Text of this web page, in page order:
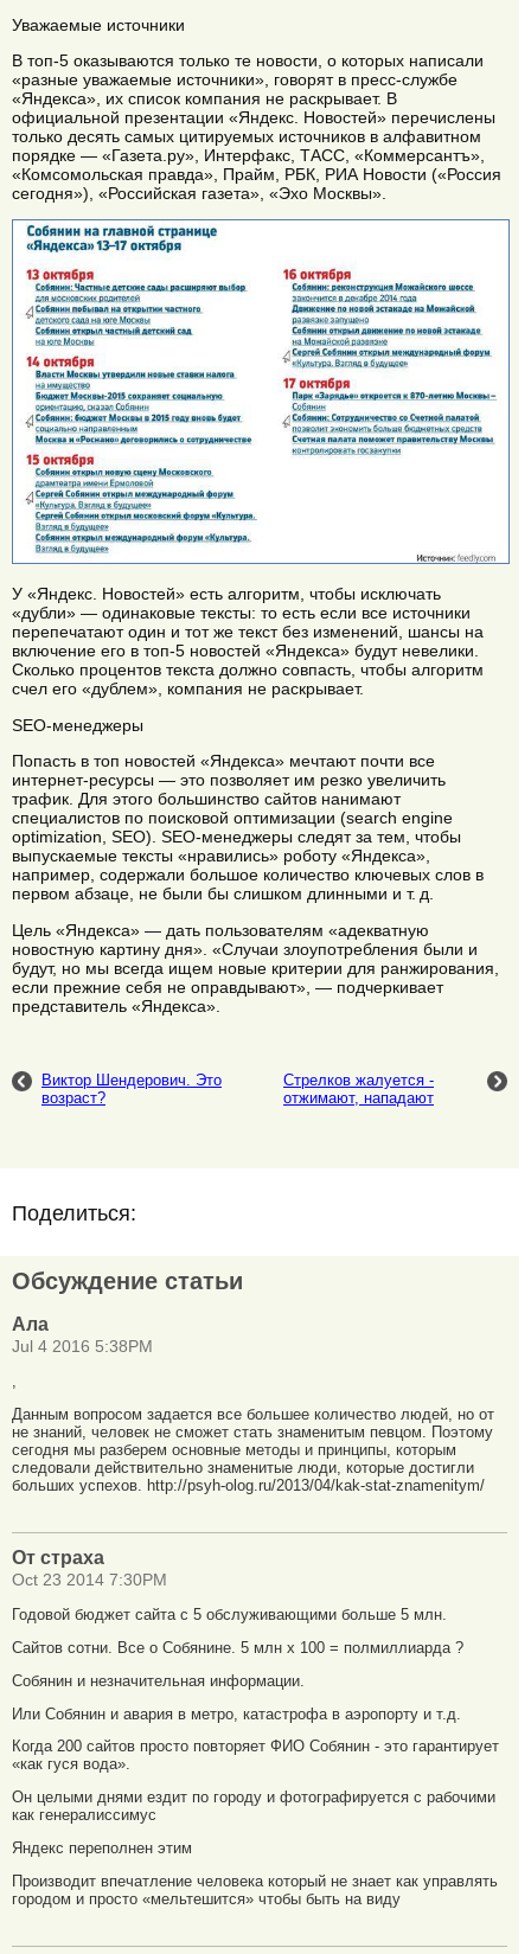
Уважаемые источники
В топ-5 оказываются только те новости, о которых написали
«разные уважаемые источники», говорят в пресс-службе
«Яндекса», их список компания не раскрывает. В
официальной презентации «Яндекс. Новостей» перечислены
только десять самых цитируемых источников в алфавитном
порядке — «Газета.ру», Интерфакс, ТАСС, «Коммерсантъ»,
«Комсомольская правда», Прайм, РБК, РИА Новости («Россия
сегодня»), «Российская газета», «Эхо Москвы».
У «Яндекс. Новостей» есть алгоритм, чтобы исключать
«дубли» — одинаковые тексты: то есть если все источники
перепечатают один и тот же текст без изменений, шансы на
включение его в топ-5 новостей «Яндекса» будут невелики.
Сколько процентов текста должно совпасть, чтобы алгоритм
счел его «дублем», компания не раскрывает.
SEO-менеджеры
Попасть в топ новостей «Яндекса» мечтают почти все
интернет-ресурсы — это позволяет им резко увеличить
трафик. Для этого большинство сайтов нанимают
специалистов по поисковой оптимизации (search engine
optimization, SEO). SEO-менеджеры следят за тем, чтобы
выпускаемые тексты «нравились» роботу «Яндекса»,
например, содержали большое количество ключевых слов в
первом абзаце, не были бы слишком длинными и т. д.
Цель «Яндекса» — дать пользователям «адекватную
новостную картину дня». «Случаи злоупотребления были и
будут, но мы всегда ищем новые критерии для ранжирования,
если прежние себя не оправдывают», — подчеркивает
представитель «Яндекса».
Виктор Шендерович. Это
возраст?
Стрелков жалуется -
отжимают, нападают
Поделиться:
Обсуждение статьи
Ала
Jul 4 2016 5:38PM
Данным вопросом задается все большее количество людей, но от
не знаний, человек не сможет стать знаменитым певцом. Поэтому
сегодня мы разберем основные методы и принципы, которым
следовали действительно знаменитые люди, которые достигли
больших успехов. http://psyh-olog.ru/2013/04/kak-stat-znamenitym/
От страха
Oct 23 2014 7:30PM
Годовой бюджет сайта с 5 обслуживающими больше 5 млн.
Сайтов сотни. Все о Собянине. 5 млн x 100 = полмиллиарда ?
Собянин и незначительная информации.
Или Собянин и авария в метро, катастрофа в аэропорту и т.д.
Когда 200 сайтов просто повторяет ФИО Собянин - это гарантирует
«как гуся вода».
Он целыми днями ездит по городу и фотографируется с рабочими
как генералиссимус
Яндекс переполнен этим
Производит впечатление человека который не знает как управлять
городом и просто «мельтешится» чтобы быть на виду